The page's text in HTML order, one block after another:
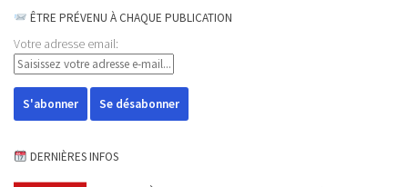
ÊTRE PRÉVENU À CHAQUE PUBLICATION
Votre adresse email:
DERNIÈRES INFOS